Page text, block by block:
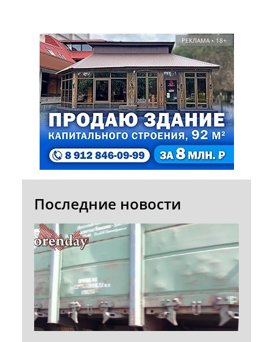
РЕКЛАМА • 18+
Последние новости